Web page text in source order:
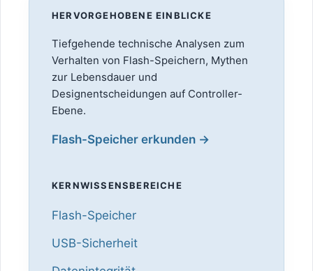
HERVORGEHOBENE EINBLICKE
Tiefgehende technische Analysen zum
Verhalten von Flash-Speichern, Mythen
zur Lebensdauer und
Designentscheidungen auf Controller-
Ebene.
Flash-Speicher erkunden →
KERNWISSENSBEREICHE
Flash-Speicher
USB-Sicherheit